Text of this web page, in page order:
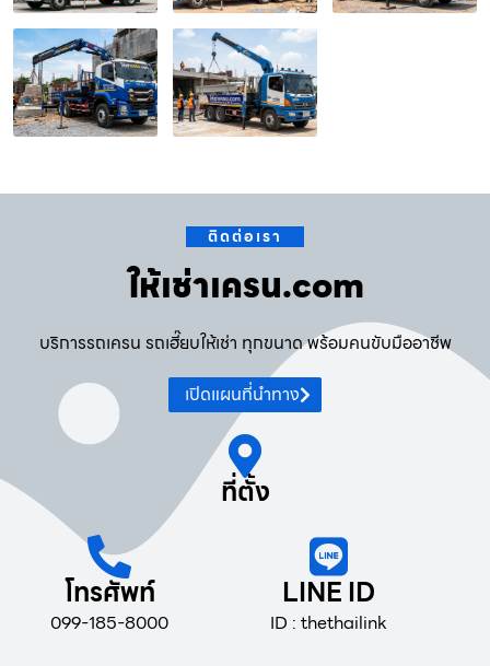
ติดต่อเรา
ให้เช่าเครน.com
บริการรถเครน รถเฮี๊ยบให้เช่า ทุกขนาด พร้อมคนขับมืออาชีพ
เปิดแผนที่นำทาง
ที่ตั้ง
โทรศัพท์
099-185-8000
LINE ID
ID : thethailink